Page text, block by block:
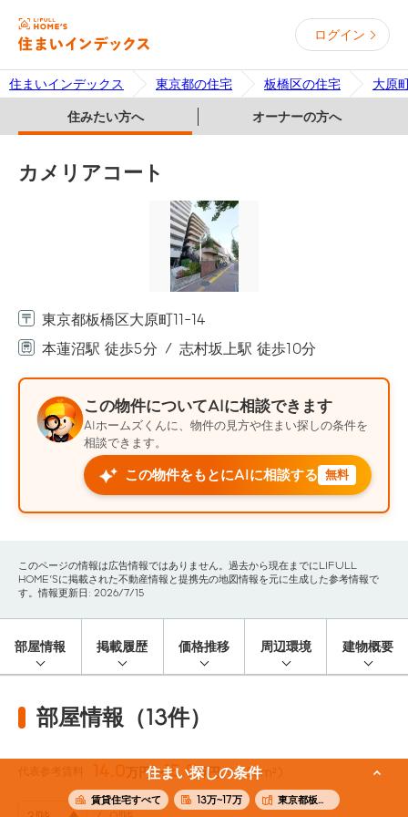
ログイン
住まいインデックス 東京都の住宅 板橋区の住宅 大原
住みたい方へ オーナーの方へ
住まい探しの条件
賃貸住宅すべて 13万~17万 東京都板橋区
カメリアコート
東京都板橋区大原町11-14
本蓮沼駅 徒歩5分
志村坂上駅 徒歩10分
この物件についてAIに相談できます
AIホームズくんに、物件の見方や住まい探しの条件を
相談できます。
この物件をもとにAIに相談する 無料
このページの情報は広告情報ではありません。過去から現在までにLIFULL
HOME'Sに掲載された不動産情報と提携先の地図情報を元に生成した参考情報で
す。情報更新日: 2026/7/15
部屋情報 掲載履歴 価格推移 周辺環境 建物概要
部屋情報（13件）
14.0 万円〜15.8万円(54.86m²)